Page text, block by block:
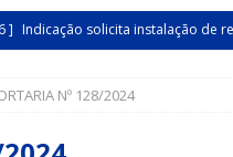
] Indicação solicita instalação de
] Vereador Belo Gazineu
Nº 128/2024